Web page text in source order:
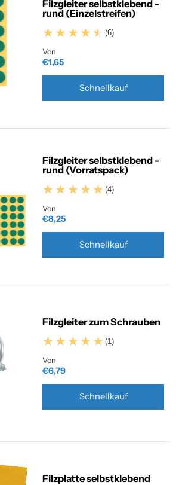
Filzgleiter selbstklebend -
rund (Einzelstreifen)
(6)
Von
€1,65
Schnellkauf
Filzgleiter selbstklebend -
rund (Vorratspack)
(4)
Von
€8,25
Schnellkauf
Filzgleiter zum Schrauben
(1)
Von
€6,79
Schnellkauf
Filzplatte selbstklebend